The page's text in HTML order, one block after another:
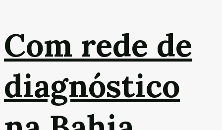
Com rede de
diagnóstico